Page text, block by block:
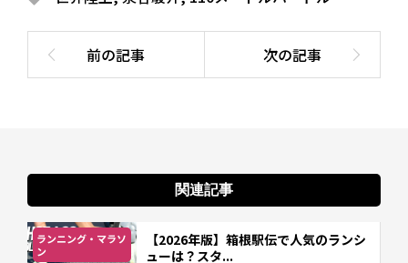
関連記事
ランニング・マラソ
ン
【2026年版】箱根駅伝で人気のランシ
ューは？スタ...